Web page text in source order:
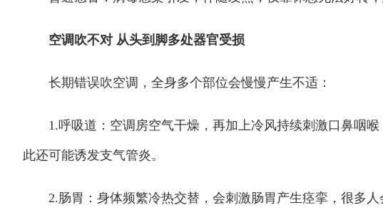
空调吹不对 从头到脚多处器官受损
长期错误吹空调，全身多个部位会慢慢产生不适：
1.呼吸道：空调房空气干燥，再加上冷风持续刺激口鼻咽喉
此还可能诱发支气管炎。
2.肠胃：身体频繁冷热交替，会刺激肠胃产生痉挛，很多人